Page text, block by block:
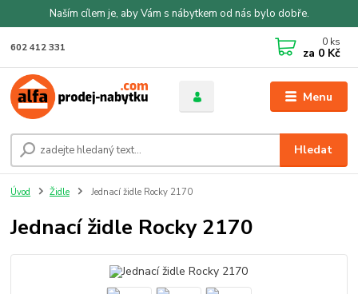
Naším cílem je, aby Vám s nábytkem od nás bylo dobře.
Menu
Hledat
602 412 331 0 ks
za 0 Kč
Úvod Židle Jednací židle Rocky 2170
Jednací židle Rocky 2170